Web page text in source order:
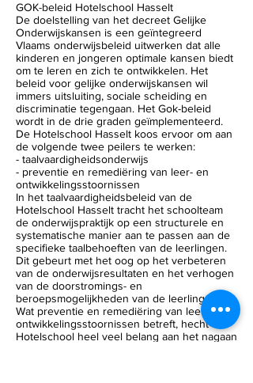
GOK-beleid Hotelschool Hasselt
De doelstelling van het decreet Gelijke
Onderwijskansen is een geïntegreerd
Vlaams onderwijsbeleid uitwerken dat alle
kinderen en jongeren optimale kansen biedt
om te leren en zich te ontwikkelen. Het
beleid voor gelijke onderwijskansen wil
immers uitsluiting, sociale scheiding en
discriminatie tegengaan. Het Gok-beleid
wordt in de drie graden geïmplementeerd.
De Hotelschool Hasselt koos ervoor om aan
de volgende twee peilers te werken:
- taalvaardigheidsonderwijs
- preventie en remediëring van leer- en
ontwikkelingsstoornissen
In het taalvaardigheidsbeleid van de
Hotelschool Hasselt tracht het schoolteam
de onderwijspraktijk op een structurele en
systematische manier aan te passen aan de
specifieke taalbehoeften van de leerlingen.
Dit gebeurt met het oog op het verbeteren
van de onderwijsresultaten en het verhogen
van de doorstromings- en
beroepsmogelijkheden van de leerlingen.
Wat preventie en remediëring van leer- en
ontwikkelingsstoornissen betreft, hecht de
Hotelschool heel veel belang aan het nagaan